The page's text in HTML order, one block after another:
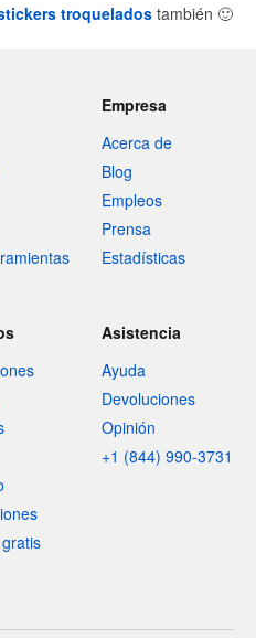
troqueladostambién 🙂
Empresa
Acerca de
Blog
Empleos
Prensa
Estadísticas
Asistencia
Ayuda
Devoluciones
Opinión
+1 (844) 990-3731